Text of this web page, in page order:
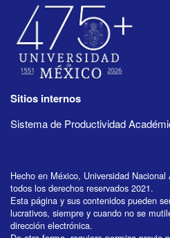
Sitios internos
Sistema de Productividad
Hecho en México, Universidad
todos los derechos reservados 2021.
Esta página y sus contenidos pueden
lucrativos, siempre y cuando no se
dirección electrónica.